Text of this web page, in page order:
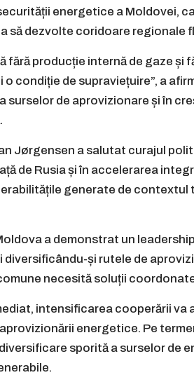
energetice a Moldovei,
să dezvolte coridoare regionale
fără producție internă de gaze
o condiție de supraviețuire”, a
surselor de aprovizionare și în
Jørgensen a salutat curajul
de Rusia și în accelerarea
generate de contextul
a demonstrat un
diversificându-și rutele de
necesită soluții
intensificarea cooperării
energetice. Pe
sporită a surselor de